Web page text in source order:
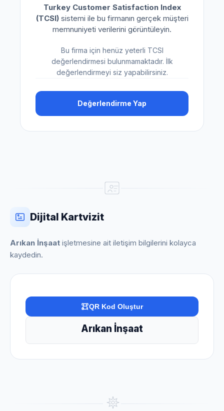
Turkey Customer Satisfaction Index
(TCSI)sistemi ile bu firmanın gerçek müşteri
memnuniyeti verilerini görüntüleyin.
Bu firma için henüz yeterli TCSI
değerlendirmesi bulunmamaktadır. İlk
değerlendirmeyi siz yapabilirsiniz.
Değerlendirme Yap
Dijital Kartvizit
Arıkan İnşaat işletmesine ait iletişim bilgilerini kolayca
kaydedin.
QR Kod Oluştur
Arıkan İnşaat